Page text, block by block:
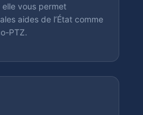
elle vous permet
aides de l’État comme
PTZ.